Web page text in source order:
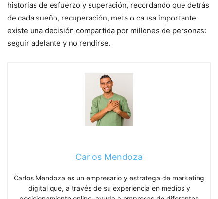
historias de esfuerzo y superación, recordando que detrás
de cada sueño, recuperación, meta o causa importante
existe una decisión compartida por millones de personas:
seguir adelante y no rendirse.
Carlos Mendoza
Carlos Mendoza es un empresario y estratega de marketing
digital que, a través de su experiencia en medios y